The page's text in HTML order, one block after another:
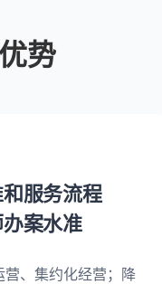
势
服务流程
案水准
、集约化经营；降